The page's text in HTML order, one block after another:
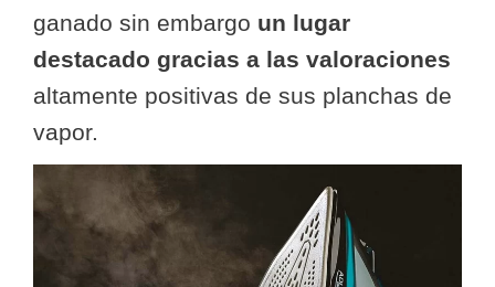
ganado sin embargo un lugar
destacado gracias a las valoraciones
altamente positivas de sus planchas de
vapor.